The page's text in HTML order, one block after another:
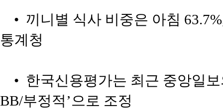
• 끼니별 식사 비중은 아침
통계청
• 한국신용평가는 최근 중앙일보
BB/부정적’으로 조정